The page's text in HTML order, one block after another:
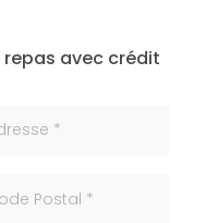
avec crédit